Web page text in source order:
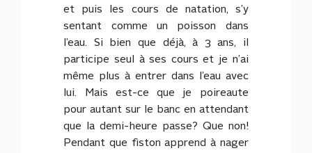
et puis les cours de natation, s’y
sentant comme un poisson dans
l’eau. Si bien que déjà, à 3 ans, il
participe seul à ses cours et je n’ai
même plus à entrer dans l’eau avec
lui. Mais est-ce que je poireaute
pour autant sur le banc en attendant
que la demi-heure passe? Que non!
Pendant que fiston apprend à nager